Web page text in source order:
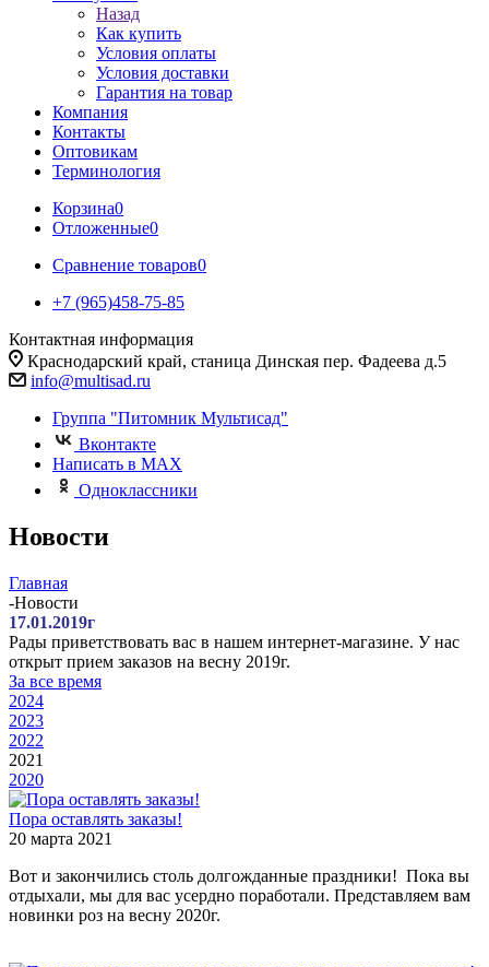
Назад
Как купить
Условия оплаты
Условия доставки
Гарантия на товар
Компания
Контакты
Оптовикам
Терминология
Корзина0
Отложенные0
Сравнение товаров0
+7 (965)458-75-85
Контактная информация
Краснодарский край, станица Динская пер. Фадеева д.5
info@multisad.ru
Группа "Питомник Мультисад"
Вконтакте
Написать в MAX
Одноклассники
Новости
Главная
-Новости
17.01.2019г
Рады приветствовать вас в нашем интернет-магазине. У нас
открыт прием заказов на весну 2019г.
За все время
2024
2023
2022
2021
2020
Пора оставлять заказы!
20 марта 2021
Вот и закончились столь долгожданные праздники! Пока вы
отдыхали, мы для вас усердно поработали. Представляем вам
новинки роз на весну 2020г.